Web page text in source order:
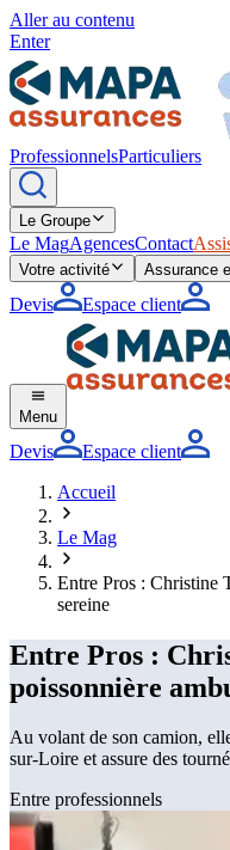
Aller au contenu
Enter
ProfessionnelsParticuliers
Le Groupe
Le MagAgencesContact
Votre activité Assurance
Devis Espace client
Menu
Devis
Espace client
Accueil
Le Mag
Entre Pros : Christine
sereine
Entre Pros :
poissonnière
Au volant de son camion,
sur-Loire et assure des
Entre professionnels